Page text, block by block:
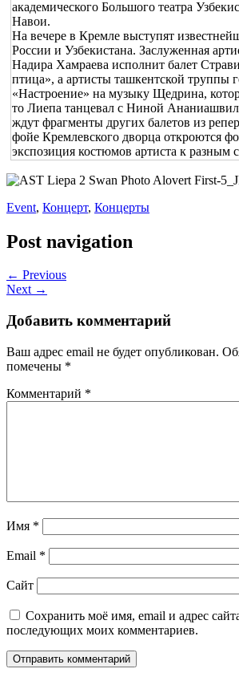
академического Большого театра
Навои.
На вечере в Кремле выступят
России и Узбекистана. Заслуженная
Надира Хамраева исполнит балет
птица», а артисты ташкентской труппы
«Настроение» на музыку Щедрина,
то Лиепа танцевал с Ниной
ждут фрагменты других балетов из
фойе Кремлевского дворца откроются
экспозиция костюмов артиста к разным
Event, Концерт, Концерты
Post navigation
← Previous
Next →
Добавить комментарий
Ваш адрес email не будет опубликован.
помечены *
Комментарий *
Имя *
Email *
Сайт
Сохранить моё имя, email и адрес
последующих моих комментариев.